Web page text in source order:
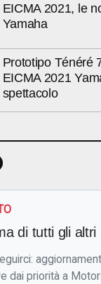
EICMA 2021, le
Yamaha
Prototipo Ténéré
EICMA 2021
spettacolo
di tutti gli altri
dai priorità a